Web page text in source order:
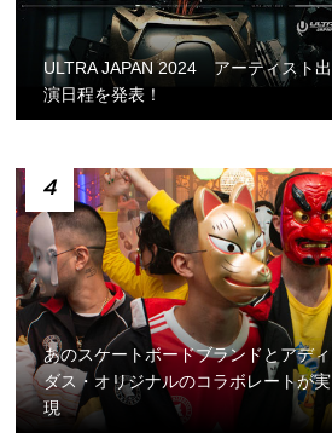
ULTRA JAPAN 2024 アーティスト出
演日程を発表！
4
あのスケートボードブランドとアディ
ダス・オリジナルのコラボレートが実
現